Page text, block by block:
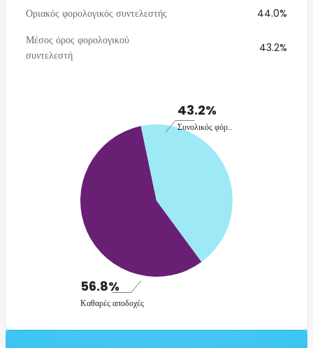
Οριακός φορολογικός συντελεστής
44.0%
Μέσος όρος φορολογικού
συντελεστή
43.2%
43.2%
Συνολικός φόρος
56.8%
Καθαρές αποδοχές